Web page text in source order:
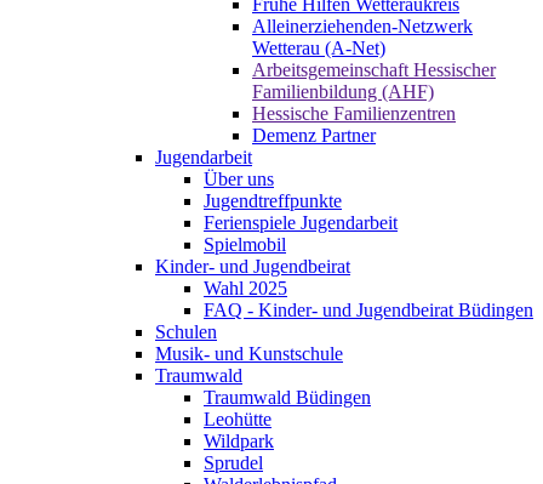
Frühe Hilfen Wetteraukreis
Alleinerziehenden-Netzwerk
Wetterau (A-Net)
Arbeitsgemeinschaft Hessischer
Familienbildung (AHF)
Hessische Familienzentren
Demenz Partner
Jugendarbeit
Über uns
Jugendtreffpunkte
Ferienspiele Jugendarbeit
Spielmobil
Kinder- und Jugendbeirat
Wahl 2025
FAQ - Kinder- und Jugendbeirat Büdingen
Schulen
Musik- und Kunstschule
Traumwald
Traumwald Büdingen
Leohütte
Wildpark
Sprudel